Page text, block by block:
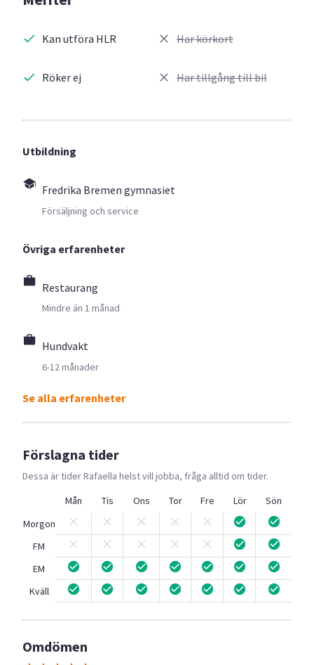
Kan utföra HLR
Röker ej
Har körkort
Har tillgång till bil
Utbildning
Fredrika Bremen gymnasiet
Försäljning och service
Övriga erfarenheter
Restaurang
Mindre än 1 månad
Hundvakt
6-12 månader
Se alla erfarenheter
Förslagna tider
Dessa är tiderRafaella helst vill jobba, fråga alltid om tider.
Mån
Tis Ons Tor Fre Lör
Sön
Morgon
FM
EM
Kväll
Omdömen